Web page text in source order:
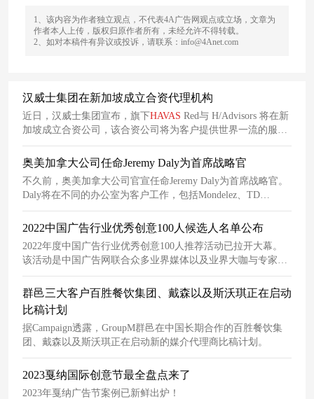
1、该内容为作者独立观点，不代表4A广告网观点或立场，文章为
作者本人上传，版权归原作者所有，未经允许不得转载。
2、如对本稿件有异议或投诉，请联系：info@4Anet.com
汉威士集团在新加坡成立合资代理机构
近日，汉威士集团宣布，旗下HAVAS Red与 H/Advisors 将在新
加坡成立合资公司，该合资公司将为客户提供世界一流的服
务，把战略性企业传播与增强的公关、社交、体验及内容能力
相结合，服务于新加坡及东南亚市场。
奥美加拿大公司任命Jeremy Daly为首席战略官
不久前，奥美加拿大公司官宣任命Jeremy Daly为首席战略官。
Daly将在不同的办公室为客户工作，包括Mondelez、TD
Bank、Unilever、Hellmann's、Absolut和Kimberly-Clark。
2022中国广告行业优秀创意100人候选人名单公布
2022年度中国广告行业优秀创意100人推荐活动已拉开大幕。
该活动是中国广告网联合众多业界媒体以及业界大咖与专家，
共同发起年度广告业最佳创意人评选活动。本年度评选工作，
遴选出全国100位优秀创意领军人。
群邑三大客户百胜餐饮集团、戴森以及斯沃琪正在启动
比稿计划
据Campaign透露，GroupM群邑在中国长期合作的百胜餐饮集
团、戴森以及斯沃琪正在启动新的媒介代理商比稿计划。
2023戛纳国际创意节最全盘点来了
2023年戛纳广告节案例已新鲜出炉！